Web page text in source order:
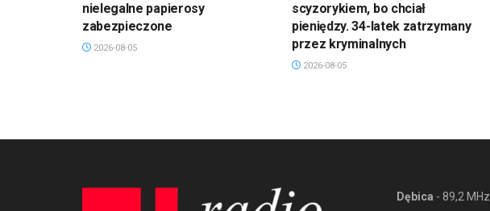
nielegalne papierosy
zabezpieczone
2026-08-05
scyzorykiem, bo chciał
pieniędzy. 34-latek zatrzymany
przez kryminalnych
2026-08-05
Dębica - 89,2 MHz